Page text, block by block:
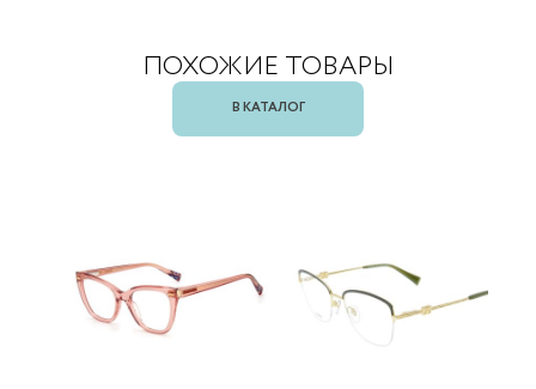
ПОХОЖИЕ ТОВАРЫ
В КАТАЛОГ